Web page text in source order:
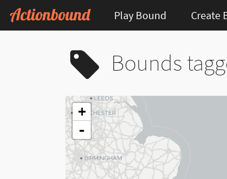
Play Bound Create
Bounds
+
-